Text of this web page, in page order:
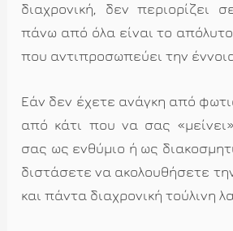
διαχρονική, δεν περιορίζει
πάνω από όλα είναι το
που αντιπροσωπεύει την
Εάν δεν έχετε ανάγκη από
από κάτι που να σας
σας ως ενθύμιο ή ως
διστάσετε να ακολουθήσετε
και πάντα διαχρονική τούλινη